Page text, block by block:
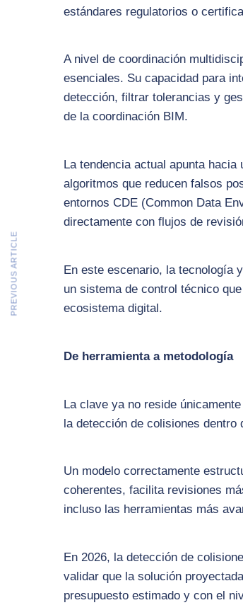
estándares regulatorios o
A nivel de coordinación
esenciales. Su capacidad para
detección, filtrar tolerancias y
de la coordinación BIM.
La tendencia actual apunta
algoritmos que reducen falsos
entornos CDE (Common Data
directamente con flujos de
En este escenario, la tecnología
un sistema de control técnico
ecosistema digital.
De herramienta a metodología
La clave ya no reside
la detección de colisiones
Un modelo correctamente
coherentes, facilita revisiones
incluso las herramientas más
En 2026, la detección de
validar que la solución
presupuesto estimado y con el
PREVIOUS ARTICLE